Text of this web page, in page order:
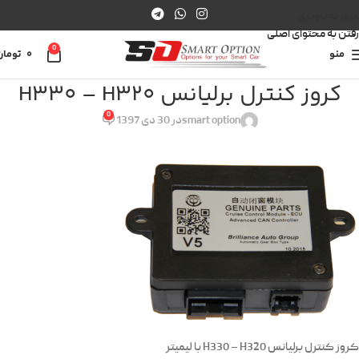
رفتن به محتوای اصلی
منو
0
کروز کنترل برلیانس H330 – H320
smart optionدر 30 دی 1397 0
کروز کنترل برلیانس H330 – H320 با لیمیتر